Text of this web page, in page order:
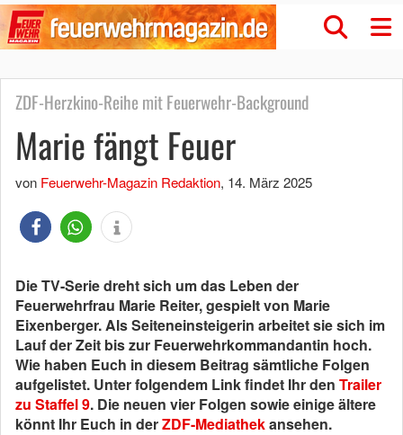
ZDF-Herzkino-Reihe mit Feuerwehr-Background
Marie fängt Feuer
von Feuerwehr-Magazin Redaktion, 14. März 2025
Die TV-Serie dreht sich um das Leben der
Feuerwehrfrau Marie Reiter, gespielt von Marie
Eixenberger. Als Seiteneinsteigerin arbeitet sie sich im
Lauf der Zeit bis zur Feuerwehrkommandantin hoch.
Wie haben Euch in diesem Beitrag sämtliche Folgen
aufgelistet. Unter folgendem Link findet Ihr den Trailer
zu Staffel 9. Die neuen vier Folgen sowie einige ältere
könnt Ihr Euch in derZDF-Mediathekansehen.